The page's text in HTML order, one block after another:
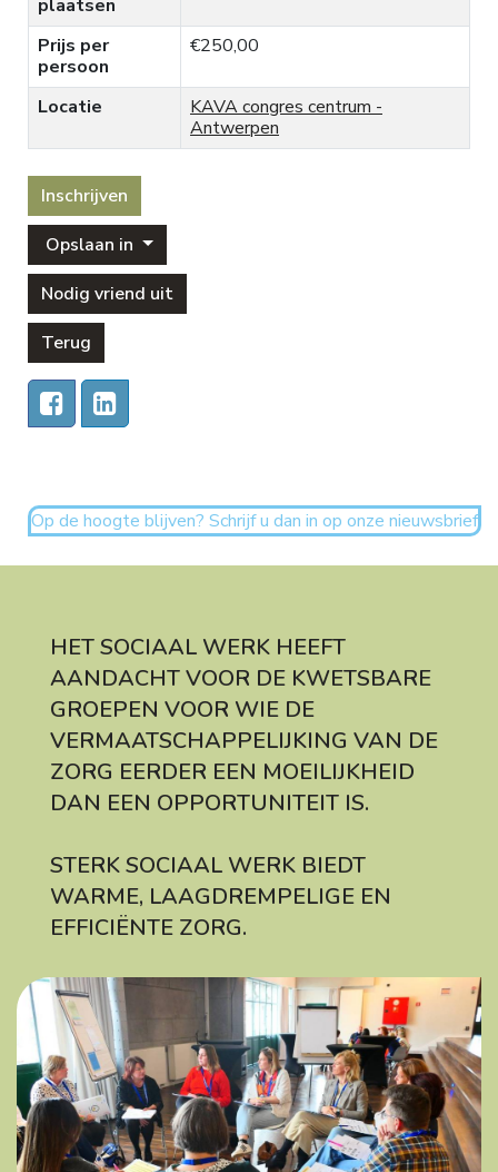
plaatsen
Prijs per
persoon
€250,00
Locatie
KAVA congres centrum -
Antwerpen
Inschrijven
Opslaan in
Nodig vriend uit
Terug
Op de hoogte blijven? Schrijf u dan in op onze nieuwsbrief
HET SOCIAAL WERK HEEFT
AANDACHT VOOR DE KWETSBARE
GROEPEN VOOR WIE DE
VERMAATSCHAPPELIJKING VAN DE
ZORG EERDER EEN MOEILIJKHEID
DAN EEN OPPORTUNITEIT IS.
STERK SOCIAAL WERK BIEDT
WARME, LAAGDREMPELIGE EN
EFFICIËNTE ZORG.